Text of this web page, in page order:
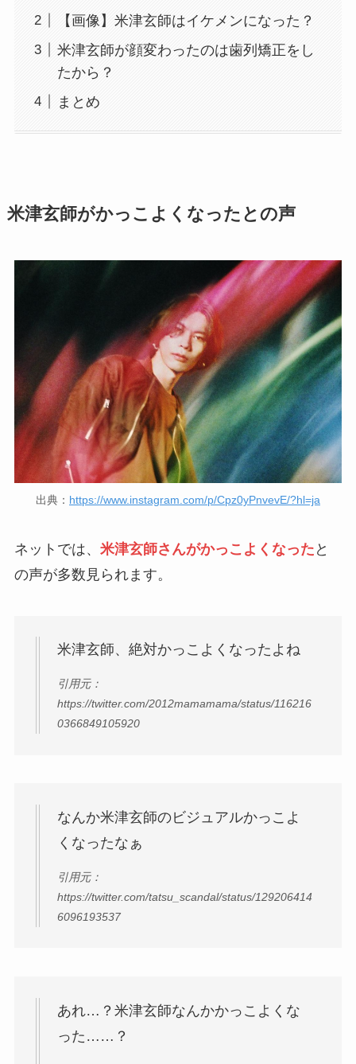
【画像】米津玄師はイケメンになった？
米津玄師が顔変わったのは歯列矯正をし
たから？
まとめ
米津玄師がかっこよくなったとの声
出典： https://www.instagram.com/p/Cpz0yPnvevE/?hl=ja
ネットでは、 米津玄師さんがかっこよくなった と
の声が多数見られます。
米津玄師、絶対かっこよくなったよね
引用元：
https://twitter.com/2012mamamama/status/116216
0366849105920
なんか米津玄師のビジュアルかっこよ
くなったなぁ
引用元：
https://twitter.com/tatsu_scandal/status/129206414
6096193537
あれ…？米津玄師なんかかっこよくな
った……？